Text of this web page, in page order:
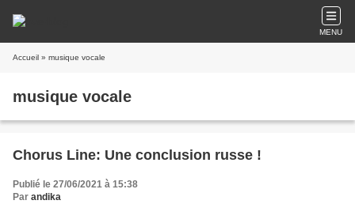
MENU
Accueil » musique vocale
musique vocale
Chorus Line: Une conclusion russe !
Publié le 27/06/2021 à 15:38
Par andika